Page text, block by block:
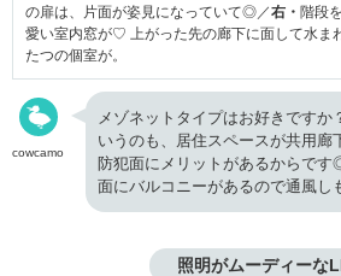
の扉は、片面が姿見になっていて◎／右・ 階段
愛い室内窓が♡ 上がった先の廊下に面して水ま
たつの個室が。
cowcamo
メゾネットタイプはお好きですか
いうのも、居住スペースが共用廊
防犯面にメリットがあるからで
面にバルコニーがあるので通風し
照明がムーディーな